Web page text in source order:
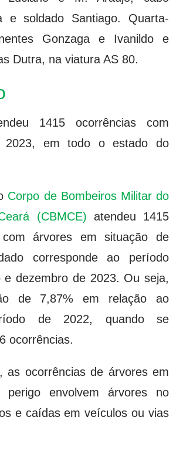
e soldado Santiago. Quarta-
Gonzaga e Ivanildo e
Dutra, na viatura AS 80.
1415 ocorrências com
2023, em todo o estado do
Corpo de Bombeiros Militar do
(CBMCE) atendeu 1415
com árvores em situação de
corresponde ao período
e dezembro de 2023. Ou seja,
de 7,87% em relação ao
de 2022, quando se
ocorrências.
as ocorrências de árvores em
perigo envolvem árvores no
e caídas em veículos ou vias